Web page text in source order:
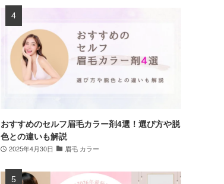
おすすめのセルフ眉毛カラー剤4選！選び方や脱
色との違いも解説
2025年4月30日 眉毛 カラー